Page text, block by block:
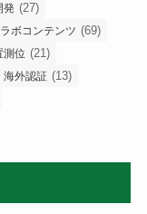
発 (27)
ボコンテンツ (69)
測位 (21)
海外認証 (13)